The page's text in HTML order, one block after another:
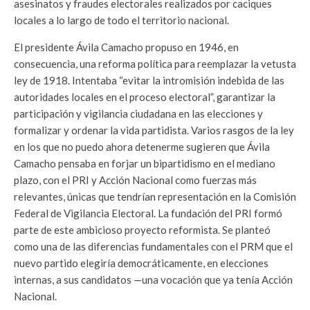
asesinatos y fraudes electorales realizados por caciques
locales a lo largo de todo el territorio nacional.
El presidente Ávila Camacho propuso en 1946, en
consecuencia, una reforma política para reemplazar la vetusta
ley de 1918. Intentaba “evitar la intromisión indebida de las
autoridades locales en el proceso electoral”, garantizar la
participación y vigilancia ciudadana en las elecciones y
formalizar y ordenar la vida partidista. Varios rasgos de la ley
en los que no puedo ahora detenerme sugieren que Ávila
Camacho pensaba en forjar un bipartidismo en el mediano
plazo, con el PRI y Acción Nacional como fuerzas más
relevantes, únicas que tendrían representación en la Comisión
Federal de Vigilancia Electoral. La fundación del PRI formó
parte de este ambicioso proyecto reformista. Se planteó
como una de las diferencias fundamentales con el PRM que el
nuevo partido elegiría democráticamente, en elecciones
internas, a sus candidatos —una vocación que ya tenía Acción
Nacional.